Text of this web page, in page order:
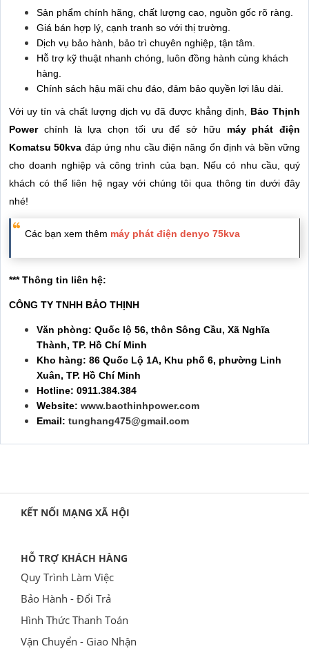
Sản phẩm chính hãng, chất lượng cao, nguồn gốc rõ ràng.
Giá bán hợp lý, cạnh tranh so với thị trường.
Dịch vụ bảo hành, bảo trì chuyên nghiệp, tận tâm.
Hỗ trợ kỹ thuật nhanh chóng, luôn đồng hành cùng khách
hàng.
Chính sách hậu mãi chu đáo, đảm bảo quyền lợi lâu dài.
Với uy tín và chất lượng dịch vụ đã được khẳng định, Bảo Thịnh
Power chính là lựa chọn tối ưu để sở hữu máy phát điện
Komatsu 50kva đáp ứng nhu cầu điện năng ổn định và bền vững
cho doanh nghiệp và công trình của bạn. Nếu có nhu cầu, quý
khách có thể liên hệ ngay với chúng tôi qua thông tin dưới đây
nhé!
Các bạn xem thêm máy phát điện denyo 75kva
*** Thông tin liên hệ:
CÔNG TY TNHH BẢO THỊNH
Văn phòng: Quốc lộ 56, thôn Sông Cầu, Xã Nghĩa
Thành, TP. Hồ Chí Minh
Kho hàng: 86 Quốc Lộ 1A, Khu phố 6, phường Linh
Xuân, TP. Hồ Chí Minh
Hotline: 0911.384.384
Website: www.baothinhpower.com
Email: tunghang475@gmail.com
KẾT NỐI MẠNG XÃ HỘI
HỖ TRỢ KHÁCH HÀNG
Quy Trình Làm Việc
Bảo Hành - Đổi Trả
Hình Thức Thanh Toán
Vận Chuyển - Giao Nhận